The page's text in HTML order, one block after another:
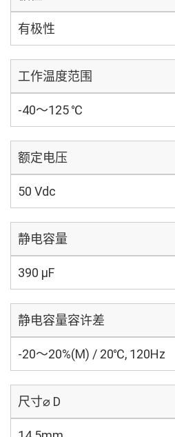
有极性
工作温度范围
-40～125 ℃
额定电压
50 Vdc
静电容量
390 µF
静电容量容许差
-20～20%(M) / 20℃, 120Hz
尺寸⌀ D